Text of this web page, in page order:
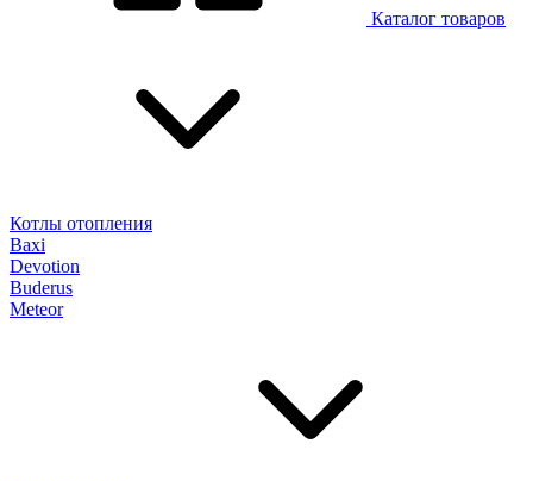
Каталог товаров
Котлы отопления
Baxi
Devotion
Buderus
Meteor